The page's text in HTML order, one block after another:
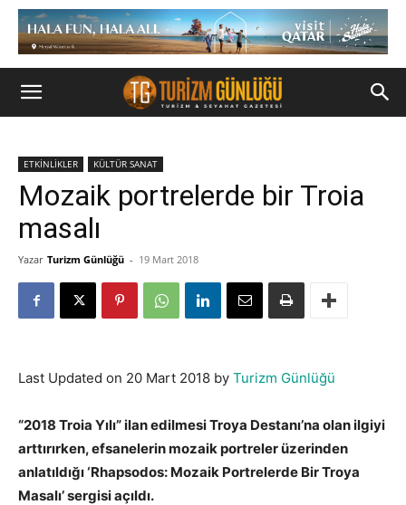
ETKİNLİKLER KÜLTÜR SANAT
Mozaik portrelerde bir Troia
masalı
Yazar Turizm Günlüğü - 19 Mart 2018
Last Updated on 20 Mart 2018 by Turizm Günlüğü
“2018 Troia Yılı” ilan edilmesi Troya Destanı’na olan ilgiyi
arttırırken, efsanelerin mozaik portreler üzerinden
anlatıldığı ‘Rhapsodos: Mozaik Portrelerde Bir Troya
Masalı’ sergisi açıldı.